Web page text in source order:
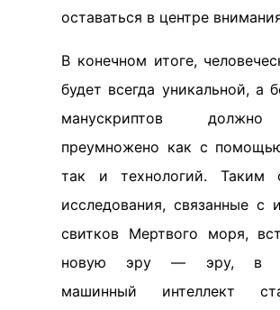
оставаться в центре
В конечном итоге,
будет всегда уникальной, а
манускриптов
преумножено как с
так и технологий. Таким
исследования, связанные с
свитков Мертвого моря,
новую эру — эру, в
машинный интеллект